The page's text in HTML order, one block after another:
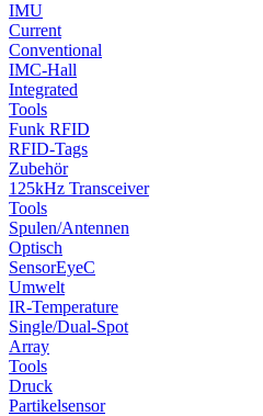
IMU
Current
Conventional
IMC-Hall
Integrated
Tools
Funk RFID
RFID-Tags
Zubehör
125kHz Transceiver
Tools
Spulen/Antennen
Optisch
SensorEyeC
Umwelt
IR-Temperature
Single/Dual-Spot
Array
Tools
Druck
Partikelsensor